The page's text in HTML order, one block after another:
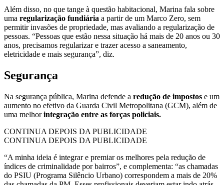
Além disso, no que tange à questão habitacional, Marina fala sobre
uma regularização fundiária a partir de um Marco Zero, sem
permitir invasões de propriedade, mas avaliando a regularização de
pessoas. “Pessoas que estão nessa situação há mais de 20 anos ou 30
anos, precisamos regularizar e trazer acesso a saneamento,
eletricidade e mais segurança”, diz.
Segurança
Na segurança pública, Marina defende a redução de impostos e um
aumento no efetivo da Guarda Civil Metropolitana (GCM), além de
uma melhorintegração entre as forças policiais.
CONTINUA DEPOIS DA PUBLICIDADE
CONTINUA DEPOIS DA PUBLICIDADE
“A minha ideia é integrar e premiar os melhores pela redução de
índices de criminalidade por bairros”, e complementa: “as chamadas
do PSIU (Programa Silêncio Urbano) correspondem a mais de 20%